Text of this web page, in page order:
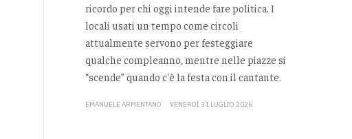
ricordo per chi oggi intende fare politica. I
locali usati un tempo come circoli
attualmente servono per festeggiare
qualche compleanno, mentre nelle piazze si
“scende” quando c'è la festa con il cantante.
EMANUELE ARMENTANO VENERDÌ 31 LUGLIO 2026